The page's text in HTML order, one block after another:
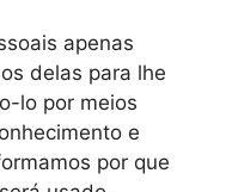
apenas
delas para lhe
lo por meios
e
por que